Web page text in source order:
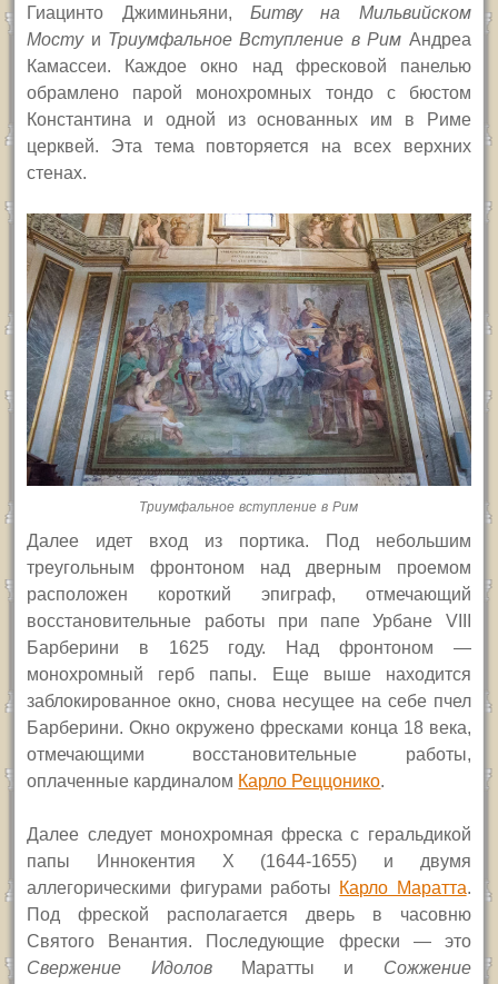
Гиацинто Джиминьяни, Битву на Мильвийском
Мостуи Триумфальное Вступление в Рим Андреа
Камассеи. Каждое окно над фресковой панелью
обрамлено парой монохромных тондо с бюстом
Константина и одной из основанных им в Риме
церквей. Эта тема повторяется на всех верхних
стенах.
Триумфальное вступление в Рим
Далее идет вход из портика. Под небольшим
треугольным фронтоном над дверным проемом
расположен короткий эпиграф, отмечающий
восстановительные работы при папе Урбане VIII
Барберини в 1625 году. Над фронтоном —
монохромный герб папы. Еще выше находится
заблокированное окно, снова несущее на себе пчел
Барберини. Окно окружено фресками конца 18 века,
отмечающими восстановительные работы,
оплаченные кардиналом Карло Реццонико.
Далее следует монохромная фреска с геральдикой
папы Иннокентия X (1644-1655) и двумя
аллегорическими фигурами работы Карло Маратта.
Под фреской располагается дверь в часовню
Святого Венантия. Последующие фрески — это
Свержение ИдоловМаратты и Сожжение